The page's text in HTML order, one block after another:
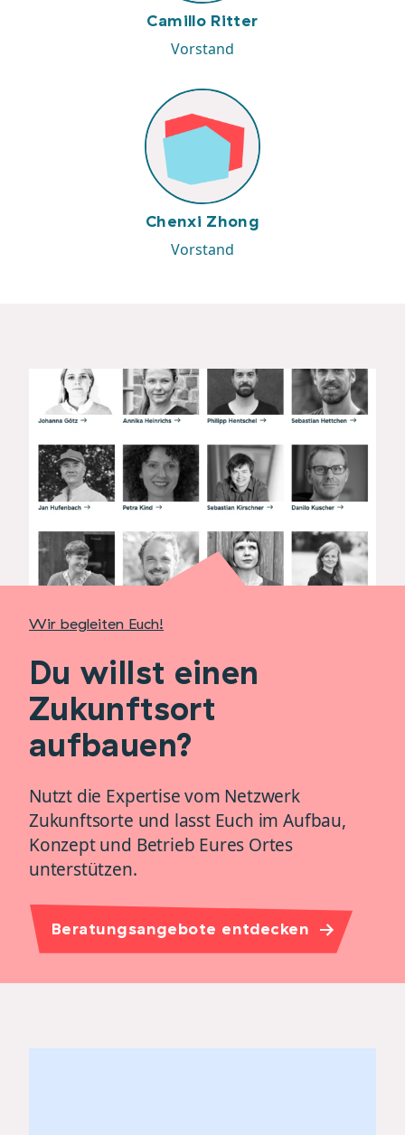
Camillo Ritter
Vorstand
Chenxi Zhong
Vorstand
Wir begleiten Euch!
Du willst einen
Zukunftsort
aufbauen?
Nutzt die Expertise vom Netzwerk
Zukunftsorte und lasst Euch im Aufbau,
Konzept und Betrieb Eures Ortes
unterstützen.
Beratungsangebote entdecken